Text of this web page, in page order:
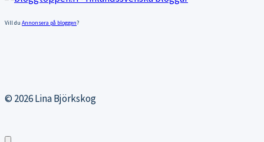
Vill du Annonsera på bloggen?
© 2026 Lina Björkskog